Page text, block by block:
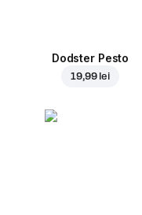
Dodster Pesto
19,99 lei